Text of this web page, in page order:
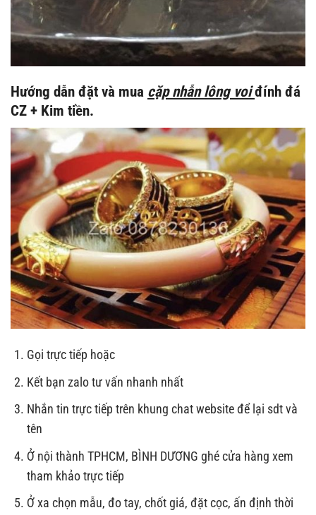
Hướng dẫn đặt và mua cặp nhẫn lông voi đính đá
CZ + Kim tiền.
Gọi trực tiếp hoặc
Kết bạn zalo tư vấn nhanh nhất
Nhắn tin trực tiếp trên khung chat website để lại sdt và
tên
Ở nội thành TPHCM, BÌNH DƯƠNG ghé cửa hàng xem
tham khảo trực tiếp
Ở xa chọn mẫu, đo tay, chốt giá, đặt cọc, ấn định thời